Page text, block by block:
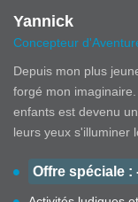
Yannick
Concepteur
Depuis mon plus
forgé mon
enfants est devenu
leurs yeux s'illuminer
Offre spéciale :